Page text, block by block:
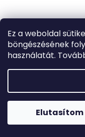
Ez a weboldal
böngészésének
használatát.
Elutasítom
Forró napokon nem
történő kézbesítést. A
termékek átvételkor
u
k
BIODERMA
PHOTODERM
AQUAFLUID
50+
–
LÁTHATATLAN
ARCVÉDŐ
KRÉM,